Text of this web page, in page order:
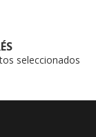
seleccionados